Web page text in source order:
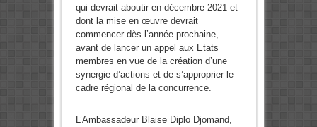
qui devrait aboutir en décembre 2021 et
dont la mise en œuvre devrait
commencer dès l’année prochaine,
avant de lancer un appel aux Etats
membres en vue de la création d’une
synergie d’actions et de s’approprier le
cadre régional de la concurrence.
L’Ambassadeur Blaise Diplo Djomand,